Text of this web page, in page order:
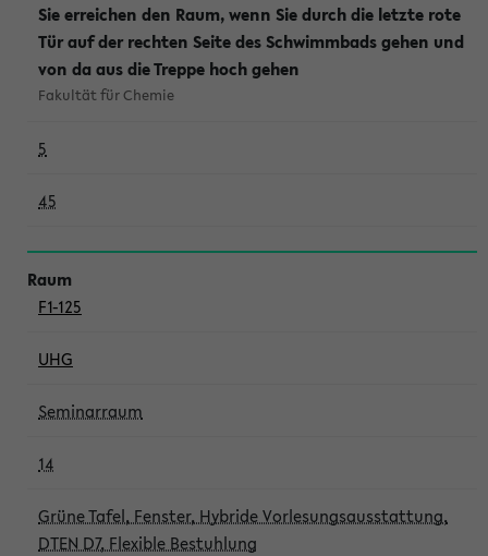
Sie erreichen den Raum, wenn Sie durch die letzte rote
Tür auf der rechten Seite des Schwimmbads gehen und
von da aus die Treppe hoch gehen
Fakultät für Chemie
5
45
F1-125
UHG
Seminarraum
14
Grüne Tafel, Fenster, Hybride Vorlesungsausstattung,
DTEN D7, Flexible Bestuhlung